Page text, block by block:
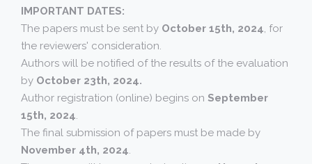
IMPORTANT DATES:
The papers must be sent by October 15th, 2024, for
the reviewers' consideration.
Authors will be notified of the results of the evaluation
by October 23th, 2024.
Author registration (online) begins on September
15th, 2024.
The final submission of papers must be made by
November 4th, 2024.